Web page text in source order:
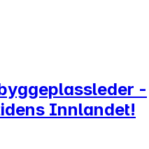
-
Innlandet!